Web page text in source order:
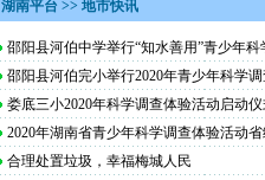
湖南平台 >> 地市快讯
邵阳县河伯中学举行“知水善用”青少年
邵阳县河伯完小举行2020年青少年科学
娄底三小2020年科学调查体验活动启动
2020年湖南省青少年科学调查体验活动
合理处置垃圾，幸福梅城人民